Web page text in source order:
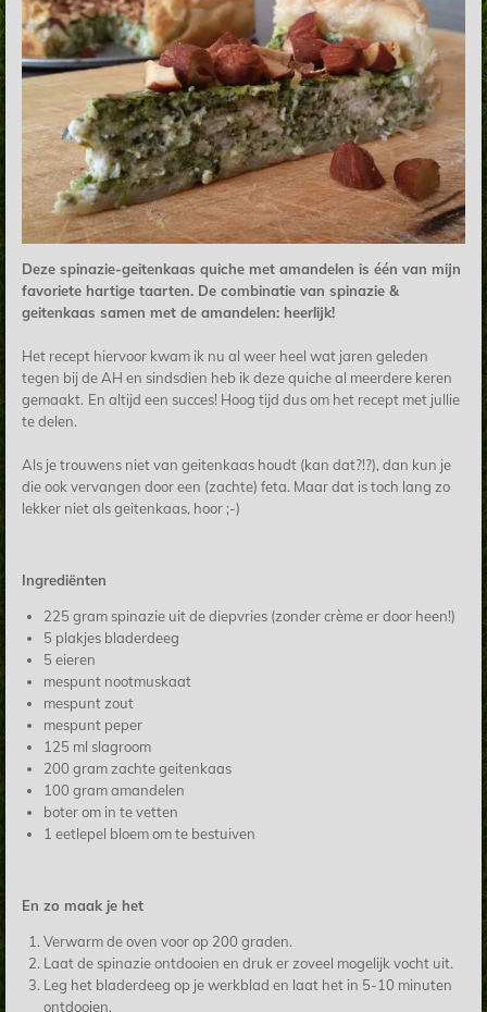
Deze spinazie-geitenkaas quiche met amandelen is één van mijn
favoriete hartige taarten. De combinatie van spinazie &
geitenkaas samen met de amandelen: heerlijk!
Het recept hiervoor kwam ik nu al weer heel wat jaren geleden
tegen bij de AH en sindsdien heb ik deze quiche al meerdere keren
gemaakt. En altijd een succes! Hoog tijd dus om het recept met jullie
te delen.
Als je trouwens niet van geitenkaas houdt (kan dat?!?), dan kun je
die ook vervangen door een (zachte) feta. Maar dat is toch lang zo
lekker niet als geitenkaas, hoor ;-)
Ingrediënten
225 gram spinazie uit de diepvries (zonder crème er door heen!)
5 plakjes bladerdeeg
5 eieren
mespunt nootmuskaat
mespunt zout
mespunt peper
125 ml slagroom
200 gram zachte geitenkaas
100 gram amandelen
boter om in te vetten
1 eetlepel bloem om te bestuiven
En zo maak je het
Verwarm de oven voor op 200 graden.
Laat de spinazie ontdooien en druk er zoveel mogelijk vocht uit.
Leg het bladerdeeg op je werkblad en laat het in 5-10 minuten
ontdooien.